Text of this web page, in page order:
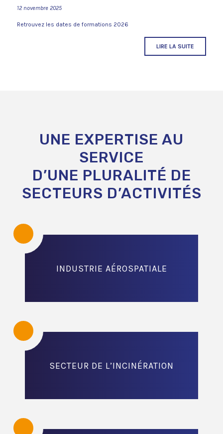
12 novembre 2025
Retrouvez les dates de formations 2026
LIRE LA SUITE
UNE EXPERTISE AU
SERVICE
D’UNE PLURALITÉ DE
SECTEURS D’ACTIVITÉS
INDUSTRIE AÉROSPATIALE
SECTEUR DE L’INCINÉRATION